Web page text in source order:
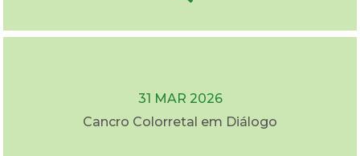
31 MAR 2026
Cancro Colorretal em Diálogo